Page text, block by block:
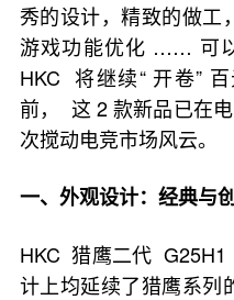
秀的设计，精致的做工
游戏功能优化 …… 可
HKC 将继续“ 开卷”
前， 这 2 款新品已在
次搅动电竞市场风云。
一、外观设计：经典与
HKC 猎鹰二代 G25H1
计上均延续了猎鹰系列